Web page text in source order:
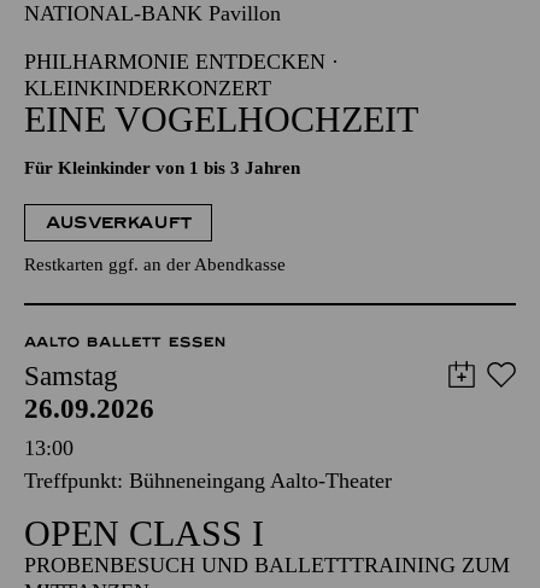
NATIONAL-BANK Pavillon
PHILHARMONIE ENTDECKEN ·
KLEINKINDERKONZERT
EINE VOGELHOCHZEIT
Für Kleinkinder von 1 bis 3 Jahren
AUSVERKAUFT
Restkarten ggf. an der Abendkasse
AALTO BALLETT ESSEN
Samstag
26.09.2026
13:00
Treffpunkt: Bühneneingang Aalto-Theater
OPEN CLASS I
PROBENBESUCH UND BALLETTTRAINING ZUM